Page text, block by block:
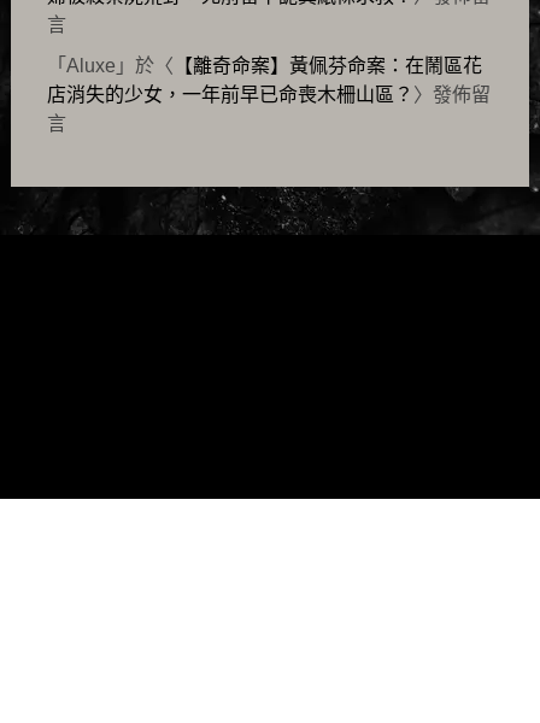
言
「 Aluxe 」於〈 【離奇命案】黃佩芬命案：在鬧區花
店消失的少女，一年前早已命喪木柵山區？ 〉發佈留
言